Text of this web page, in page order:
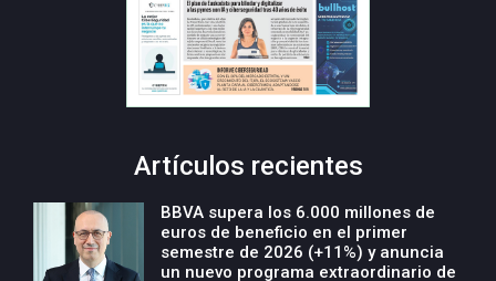
Artículos recientes
BBVA supera los 6.000 millones de
euros de beneficio en el primer
semestre de 2026 (+11%) y anuncia
un nuevo programa extraordinario de